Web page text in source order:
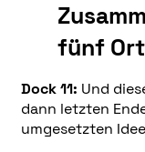
fünf
Dock 11: Und
dann letzten
umgesetzten